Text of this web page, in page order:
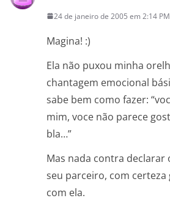
24 de janeiro de 2005 em 2:14 PM
Magina! :)
Ela não puxou minha
chantagem emocional
sabe bem como fazer:
mim, voce não parece
bla…”
Mas nada contra declarar
seu parceiro, com
com ela.